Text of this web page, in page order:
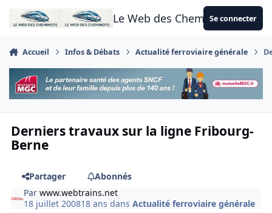
Aller au contenu
Le Web des CheminotsSe connecter
Accueil Infos & Débats Actualité ferroviaire générale
Derniers travaux sur la ligne Fribourg-
Berne
Partager
Abonnés
Parwww.webtrains.net
18 juillet 200818 ans dansActualité ferroviaire générale